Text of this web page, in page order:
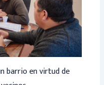
barrio en virtud de